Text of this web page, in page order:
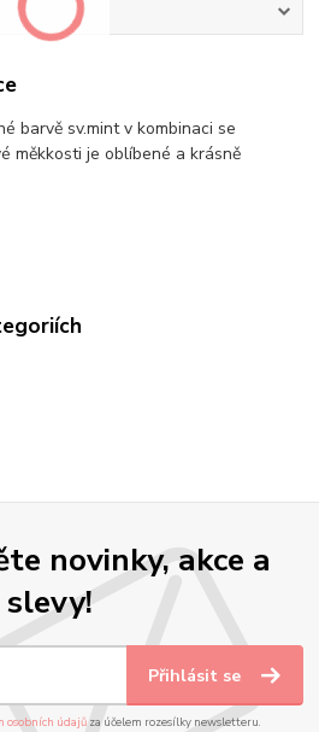
barvě sv.mint v kombinaci se
měkkosti je oblíbené a krásně
novinky, akce a
slevy!
Přihlásit se
osobních údajůza účelem rozesílky newsletteru.